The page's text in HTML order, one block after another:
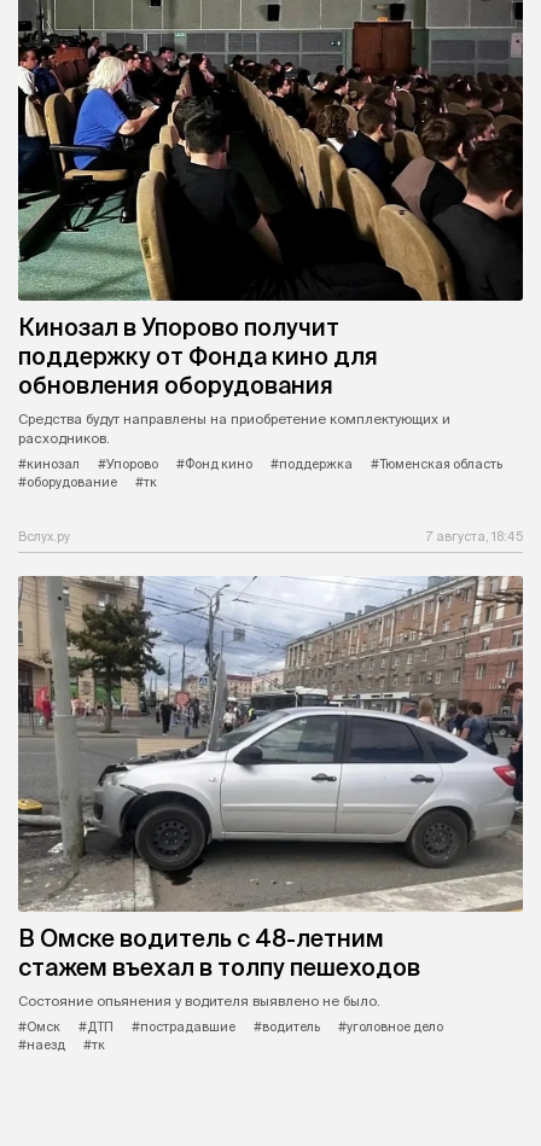
Кинозал в Упорово получит
поддержку от Фонда кино для
обновления оборудования
Средства будут направлены на приобретение комплектующих и
расходников.
#кинозал
#Упорово #Фонд кино #поддержка
#Тюменская область
#оборудование
#тк
Вслух.ру 7 августа, 18:45
В Омске водитель с 48-летним
стажем въехал в толпу пешеходов
Состояние опьянения у водителя выявлено не было.
#Омск
#ДТП #пострадавшие #водитель
#уголовное дело
#наезд
#тк